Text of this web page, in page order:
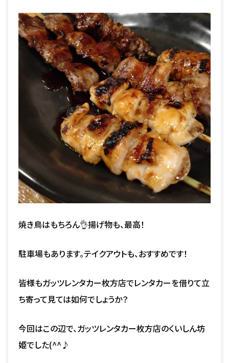
焼き鳥はもちろん👌揚げ物も、最高！
駐車場もあります。テイクアウトも、おすすめです！
皆様もガッツレンタカー枚方店でレンタカーを借りて立
ち寄って見ては如何でしょうか？
今回はこの辺で、ガッツレンタカー枚方店のくいしん坊
姫でした(^^♪